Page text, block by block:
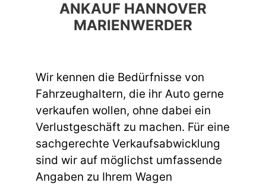
ANKAUF HANNOVER
MARIENWERDER
Wir kennen die Bedürfnisse von
Fahrzeughaltern, die ihr Auto gerne
verkaufen wollen, ohne dabei ein
Verlustgeschäft zu machen. Für eine
sachgerechte Verkaufsabwicklung
sind wir auf möglichst umfassende
Angaben zu Ihrem Wagen